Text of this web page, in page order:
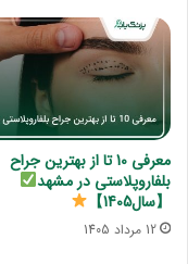
معرفی 10 تا از بهترین جراح
بلفاروپلاستی در مشهد
【سال1405】
12 مرداد 1405